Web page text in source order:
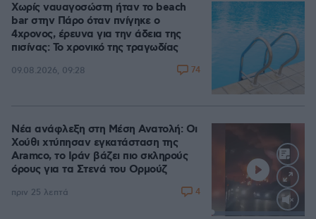
Χωρίς ναυαγοσώστη ήταν το beach
bar στην Πάρο όταν πνίγηκε ο
4χρονος, έρευνα για την άδεια της
πισίνας: Το χρονικό της τραγωδίας
09.08.2026, 09:28 74
Loaded :
Νέα ανάφλεξη στη Μέση Ανατολή: Οι
Χούθι χτύπησαν εγκατάσταση της
Aramco, το Ιράν βάζει πιο σκληρούς
όρους για τα Στενά του Ορμούζ
πριν 25 λεπτά 4